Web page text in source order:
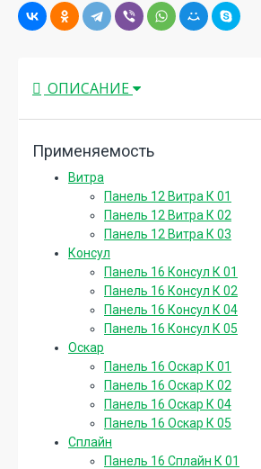
ОПИСАНИЕ
Применяемость
Витра
Панель 12 Витра К 01
Панель 12 Витра К 02
Панель 12 Витра К 03
Консул
Панель 16 Консул К 01
Панель 16 Консул К 02
Панель 16 Консул К 04
Панель 16 Консул К 05
Оскар
Панель 16 Оскар К 01
Панель 16 Оскар К 02
Панель 16 Оскар К 04
Панель 16 Оскар К 05
Сплайн
Панель 16 Сплайн К 01